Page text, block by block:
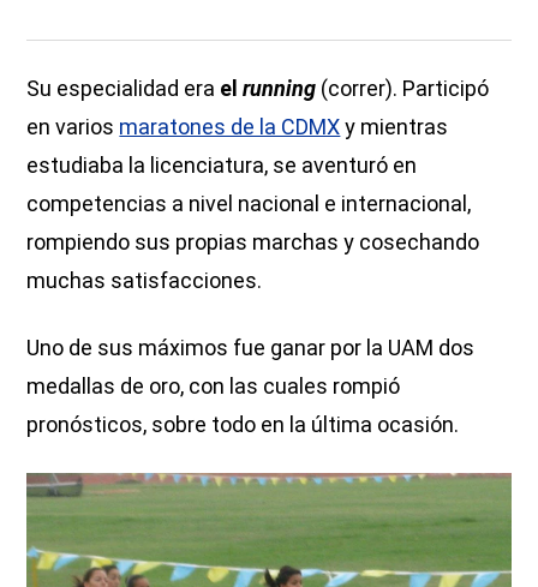
Su especialidad era elrunning (correr). Participó
en varios maratones de la CDMXy mientras
estudiaba la licenciatura, se aventuró en
competencias a nivel nacional e internacional,
rompiendo sus propias marchas y cosechando
muchas satisfacciones.
Uno de sus máximos fue ganar por la UAM dos
medallas de oro, con las cuales rompió
pronósticos, sobre todo en la última ocasión.